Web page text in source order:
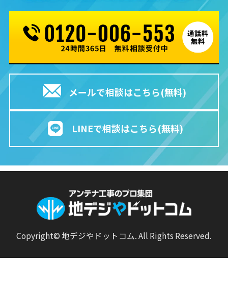
メールで相談はこちら(無料)
LINEで相談はこちら(無料)
Copyright© 地デジやドットコム. All Rights Reserved.